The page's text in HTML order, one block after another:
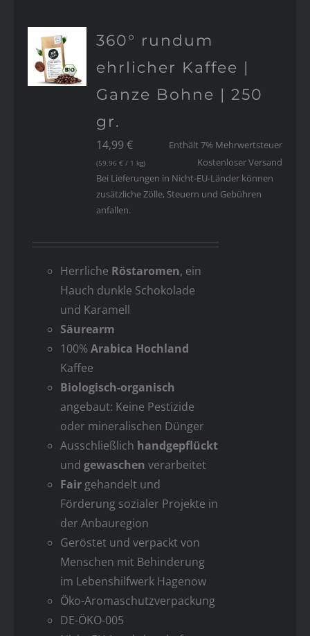
360° rundum
ehrlicher Kaffee |
Ganze Bohne | 250
gr.
14,99€ Enthält 7% Mehrwertsteuer
(59,96€ / 1 kg)
Kostenloser Versand
Bei Lieferungen in Nicht-EU-Länder können
zusätzliche Zölle, Steuern und Gebühren
anfallen.
Herrliche Röstaromen, ein
Hauch dunkle Schokolade
und Karamell
Säurearm
100%Arabica Hochland
Kaffee
Biologisch-organisch
angebaut: Keine Pestizide
oder mineralischen Dünger
Ausschließlich handgepflückt
und gewaschen verarbeitet
Fair gehandelt und
Förderung sozialer Projekte in
der Anbauregion
Geröstet und verpackt von
Menschen mit Behinderung
im Lebenshilfwerk Hagenow
Öko-Aromaschutzverpackung
DE-ÖKO-005